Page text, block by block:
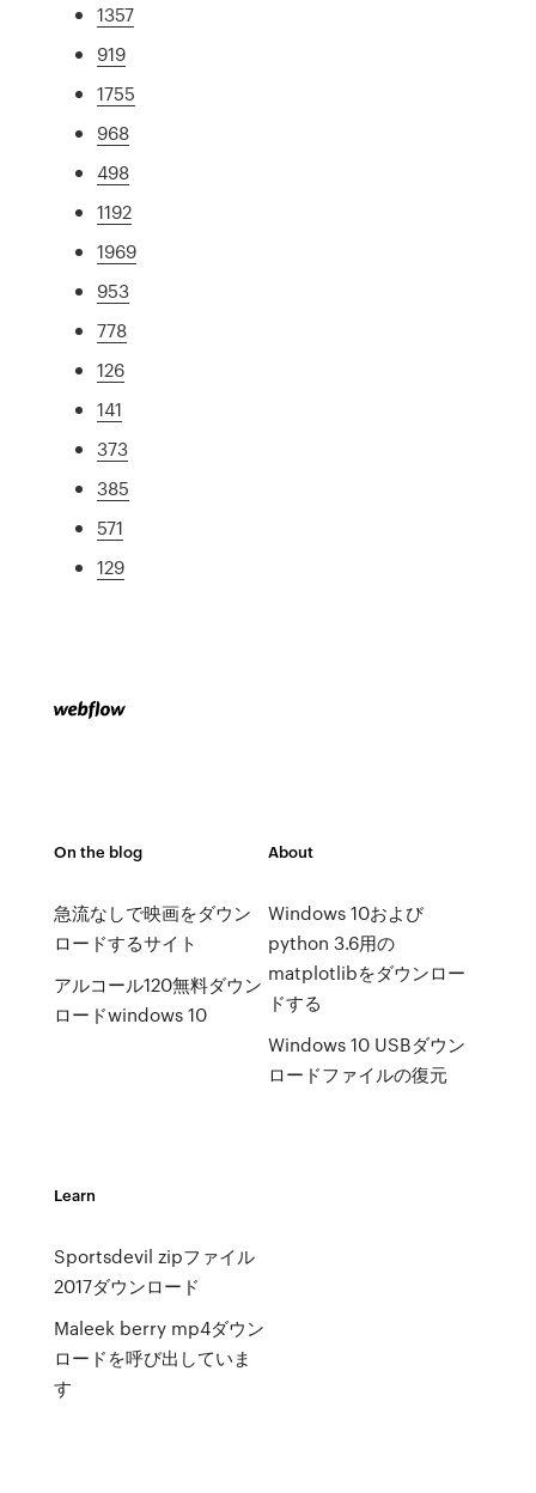
1357
919
1755
968
498
1192
1969
953
778
126
141
373
385
571
129
On the blog
急流なしで映画をダウン
ロードするサイト
アルコール120無料ダウン
ロードwindows 10
About
Windows 10および
python 3.6用の
matplotlibをダウンロー
ドする
Windows 10 USBダウン
ロードファイルの復元
Learn
Sportsdevil zipファイル
2017ダウンロード
Maleek berry mp4ダウン
ロードを呼び出していま
す